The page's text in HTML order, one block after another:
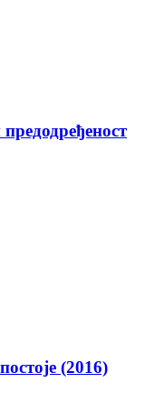
(2016)